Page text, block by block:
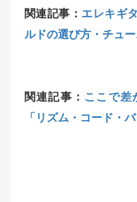
関連記事： エレキギ
ルドの選び方・チュ
関連記事： ここで差
「リズム・コード・